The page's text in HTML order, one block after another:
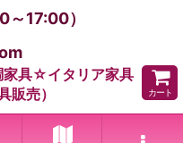
17:00）
具☆イタリア家具
販売）
カート